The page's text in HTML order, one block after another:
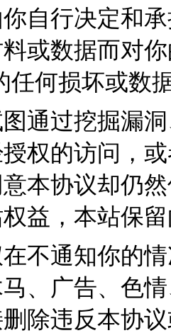
自行决定和
或数据而对
任何损坏或数
通过挖掘漏
权的访问，
本协议却仍
益，本站保
不通知你的
、广告、色
除违反本协